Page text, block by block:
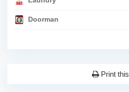
Doorman
Print this